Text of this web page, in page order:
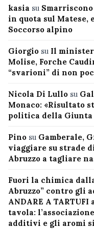
kasia su
in quota sul
Soccorso alpino
Giorgio su Il
Molise, Forche
“svarioni” di non
Nicola Di Lullo su
Monaco: «Risultato
politica della Giunta
Pino su Gamberale,
viaggiare su strade
Abruzzo a tagliare
Fuori la chimica
Abruzzo” contro gli
ANDARE A TARTUFI
tavola:
additivi e gli aromi